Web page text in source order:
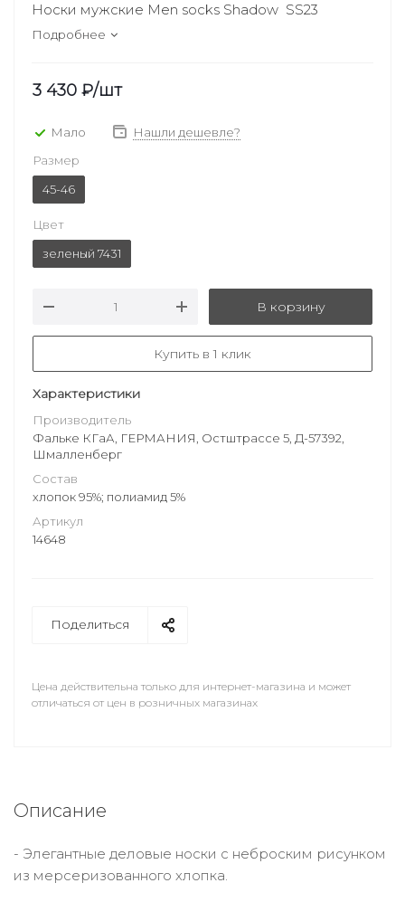
Носки мужские Men socks Shadow SS23
Подробнее
3 430 ₽/шт
Мало
Нашли дешевле?
Размер
45-46
Цвет
зеленый 7431
В корзину
Купить в 1 клик
Характеристики
Производитель
Фальке КГаА, ГЕРМАНИЯ, Остштрассе 5, Д-57392,
Шмалленберг
Состав
хлопок 95%; полиамид 5%
Артикул
14648
Поделиться
Цена действительна только для интернет-магазина и может
отличаться от цен в розничных магазинах
Описание
- Элегантные деловые носки с неброским рисунком
из мерсеризованного хлопка.